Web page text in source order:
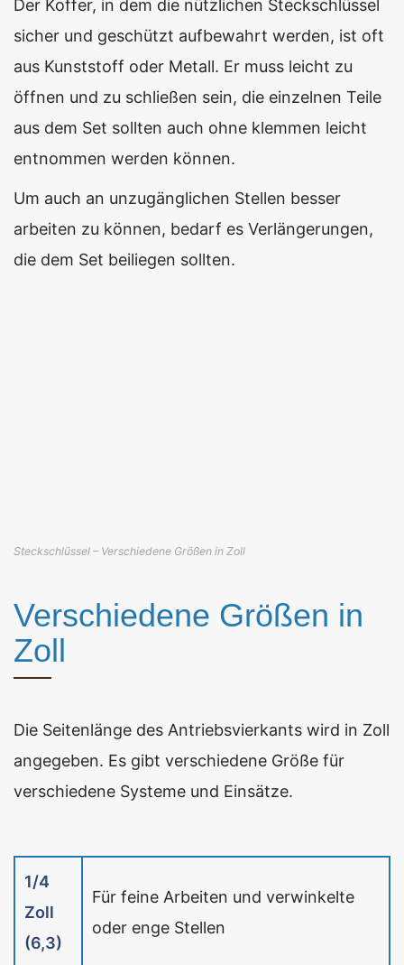
Der Koffer, in dem die nützlichen Steckschlüssel
sicher und geschützt aufbewahrt werden, ist oft
aus Kunststoff oder Metall. Er muss leicht zu
öffnen und zu schließen sein, die einzelnen Teile
aus dem Set sollten auch ohne klemmen leicht
entnommen werden können.
Um auch an unzugänglichen Stellen besser
arbeiten zu können, bedarf es Verlängerungen,
die dem Set beiliegen sollten.
Steckschlüssel – Verschiedene Größen in Zoll
Verschiedene Größen in
Zoll
Die Seitenlänge des Antriebsvierkants wird in Zoll
angegeben. Es gibt verschiedene Größe für
verschiedene Systeme und Einsätze.
1/4
Zoll
(6,3)
Für feine Arbeiten und verwinkelte
oder enge Stellen